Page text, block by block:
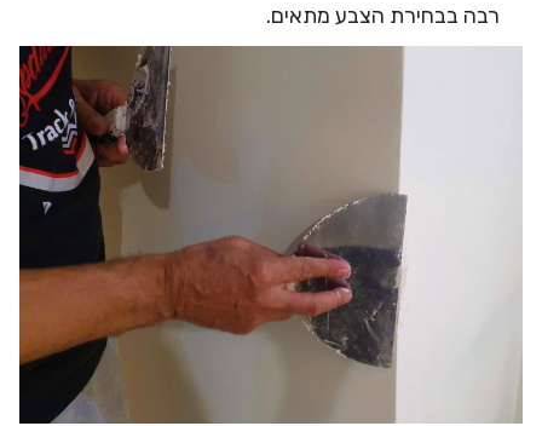
רבה בבחירת הצבע מתאים.